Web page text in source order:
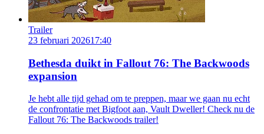
Trailer
23 februari 202617:40
Bethesda duikt in Fallout 76: The Backwoods
expansion
Je hebt alle tijd gehad om te preppen, maar we gaan nu echt
de confrontatie met Bigfoot aan, Vault Dweller! Check nu de
Fallout 76: The Backwoods trailer!